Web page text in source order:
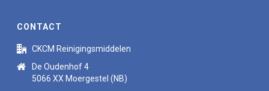
CONTACT
CKCM Reinigingsmiddelen
De Oudenhof 4
5066 XX Moergestel (NB)